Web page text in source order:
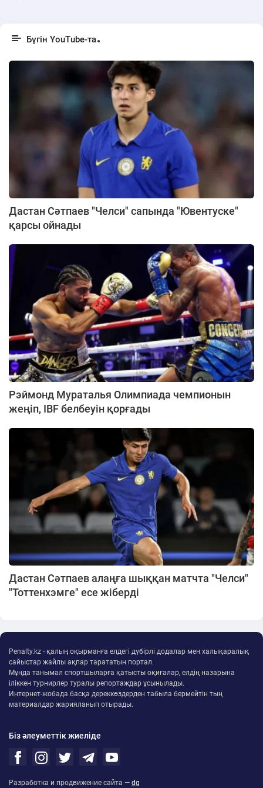
Бүгін YouTube-та
Дастан Сәтпаев "Челси" сапында "Ювентуске"
қарсы ойнады
Рэймонд Мураталья Олимпиада чемпионын
жеңіп, IBF белбеуін қорғады
Дастан Сәтпаев алаңға шыққан матчта "Челси"
"Тоттенхэмге" есе жіберді
Penalty.kz - қалың оқырманға елдегі дүбірлі додалар мен халықаралық
сайыстар жайлы ақпар тарататын портал.
Мұнда танымал спортшыларға қатысты оқиғалар, елдің назарына
іліккен турнирлер туралы репортаждар ұсынылады.
Интернет-жобада басқа дереккөздерден табыла бермейтін тың
материалдар жарияланып отырады.
Біз әлеуметтік жиеліде
Разработка и продвижение сайта — dg